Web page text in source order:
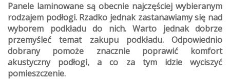
Panele laminowane są obecnie najczęściej wybieranym
rodzajem podłogi. Rzadko jednak zastanawiamy się nad
wyborem podkładu do nich. Warto jednak dobrze
przemyśleć temat zakupu podkładu. Odpowiednio
dobrany pomoże znacznie poprawić komfort
akustyczny podłogi, a co za tym idzie wyciszyć
pomieszczenie.